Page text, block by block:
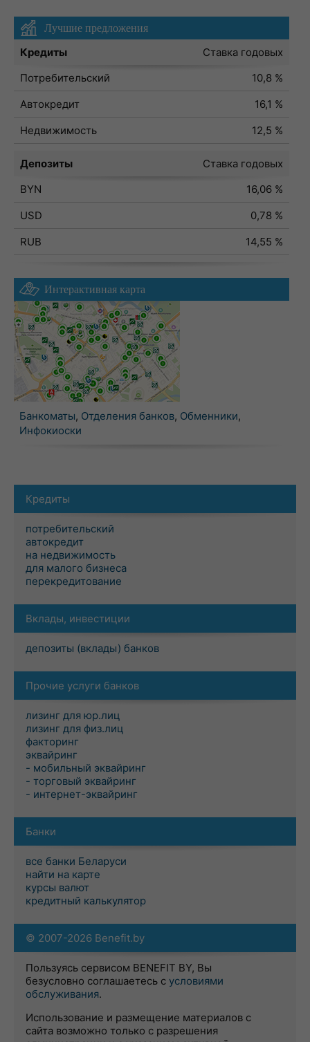
Лучшие предложения
Кредиты
Ставка годовых
Потребительский
10,8 %
Автокредит
16,1 %
Недвижимость
12,5 %
Депозиты
Ставка годовых
BYN
16,06 %
USD
0,78 %
RUB
14,55 %
Интерактивная карта
Банкоматы, Отделения банков, Обменники,
Инфокиоски
Кредиты
потребительский
автокредит
на недвижимость
для малого бизнеса
перекредитование
Вклады, инвестиции
депозиты (вклады) банков
Прочие услуги банков
лизинг для юр.лиц
лизинг для физ.лиц
факторинг
эквайринг
- мобильный эквайринг
- торговый эквайринг
- интернет-эквайринг
Банки
все банки Беларуси
найти на карте
курсы валют
кредитный калькулятор
© 2007-2026 Benefit.by
Пользуясь сервисом BENEFIT BY, Вы
безусловно соглашаетесь с условиями
обслуживания.
Использование и размещение материалов с
сайта возможно только с разрешения